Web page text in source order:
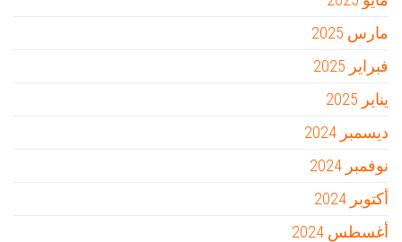
مارس 2025
فبراير 2025
يناير 2025
ديسمبر 2024
نوفمبر 2024
أكتوبر 2024
أغسطس 2024